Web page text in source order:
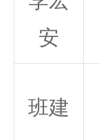
安
班建